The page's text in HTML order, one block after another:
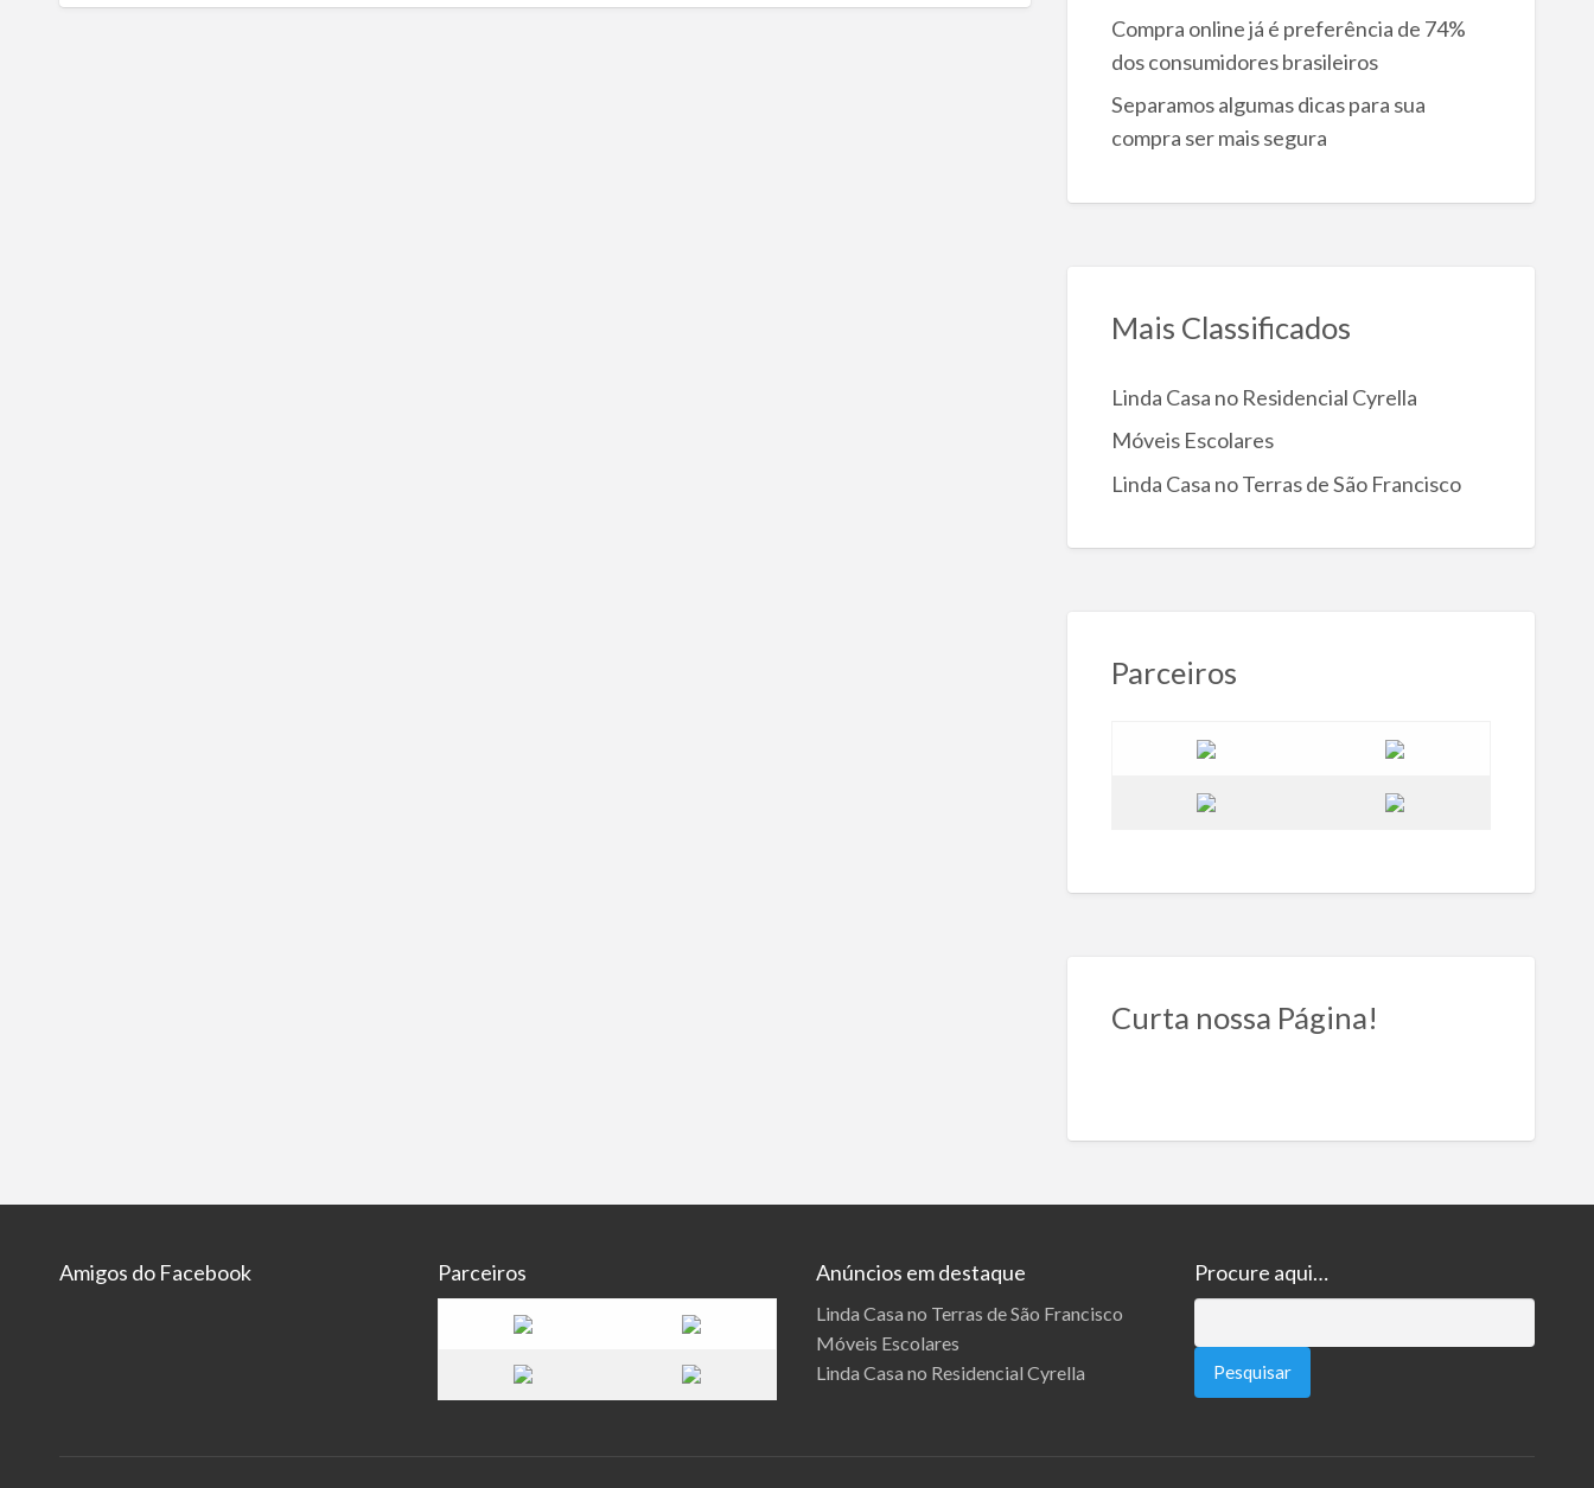
Compra online já é preferência de 74%
dos consumidores brasileiros
Separamos algumas dicas para sua
compra ser mais segura
Mais Classificados
Linda Casa no Residencial Cyrella
Móveis Escolares
Linda Casa no Terras de São Francisco
Parceiros
Curta nossa Página!
Amigos do Facebook Parceiros Anúncios em destaque
Linda Casa no Terras de São Francisco
Móveis Escolares
Linda Casa no Residencial Cyrella
Procure aqui…
por: